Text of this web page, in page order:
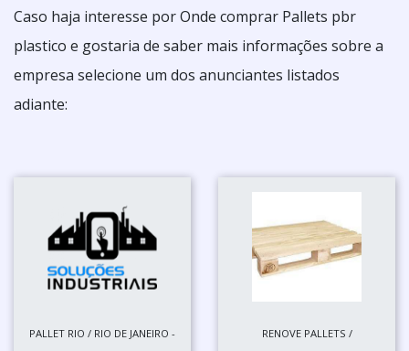
Caso haja interesse por Onde comprar Pallets pbr
plastico e gostaria de saber mais informações sobre a
empresa selecione um dos anunciantes listados
adiante:
PALLET RIO / RIO DE JANEIRO -
RENOVE PALLETS /